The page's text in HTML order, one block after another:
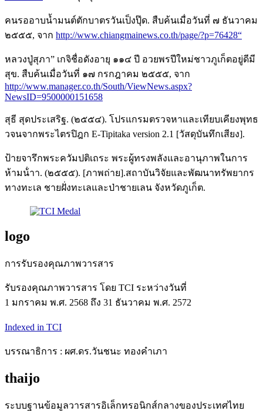
คนรออาบน้ำมนต์ตักบาตรวันเป็งปุ๊ด. สืบค้นเมื่อวันที่ ๗ ธันวาคม
๒๕๕๕, จาก http://www.chiangmainews.co.th/page/?p=76428“
หลวงปู่สุภา” เกจิชื่อดังอายุ ๑๑๔ ปี อวยพรปีใหม่ชาวภูเก็ตอยู่ดีมี
สุข. สืบค้นเมื่อวันที่ ๑๗ กรกฎาคม ๒๕๕๕, จาก
http://www.manager.co.th/South/ViewNews.aspx?
NewsID=9500000151658
สุธี สุดประเสริฐ. (๒๕๕๔). โปรแกรมตรวจหาและเทียบเคียงพุทธ
วจนจากพระไตรปิฎก E-Tipitaka version 2.1 [วัสดุบันทึกเสียง].
ป้ายจารึกพระควัมปติเถระ พระผู้ทรงพลังและอานุภาพในการ
ห้ามน้ําา. (๒๕๕๕). [ภาพถ่าย].สถาบันวิจัยและพัฒนาทรัพยากร
ทางทะเล ชายฝั่งทะเลและป่าชายเลน จังหวัดภูเก็ต.
logo
การรับรองคุณภาพวารสาร
รับรองคุณภาพวารสาร โดย TCI ระหว่างวันที่
1 มกราคม พ.ศ. 2568 ถึง 31 ธันวาคม พ.ศ. 2572
Indexed in TCI
บรรณาธิการ : ผศ.ดร.วันชนะ ทองคำเภา
thaijo
ระบบฐานข้อมูลวารสารอิเล็กทรอนิกส์กลางของประเทศไทย